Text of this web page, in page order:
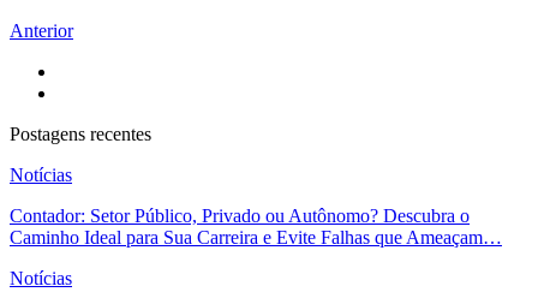
Anterior
Postagens recentes
Notícias
Contador: Setor Público, Privado ou Autônomo? Descubra o
Caminho Ideal para Sua Carreira e Evite Falhas que Ameaçam…
Notícias